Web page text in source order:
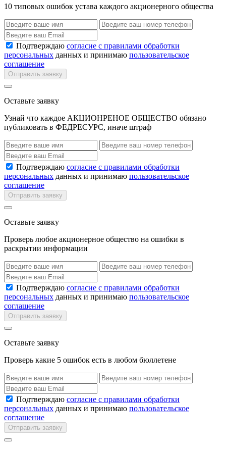
10 типовых ошибок устава каждого акционерного общества
Подтверждаю согласие с правилами обработки
персональных данных и принимаю пользовательское
соглашение
Отправить заявку
Оставьте заявку
Узнай что каждое АКЦИОНРЕНОЕ ОБЩЕСТВО обязано
публиковать в ФЕДРЕСУРС, иначе штраф
Подтверждаю согласие с правилами обработки
персональных данных и принимаю пользовательское
соглашение
Отправить заявку
Оставьте заявку
Проверь любое акционерное общество на ошибки в
раскрытии информации
Подтверждаю согласие с правилами обработки
персональных данных и принимаю пользовательское
соглашение
Отправить заявку
Оставьте заявку
Проверь какие 5 ошибок есть в любом бюллетене
Подтверждаю согласие с правилами обработки
персональных данных и принимаю пользовательское
соглашение
Отправить заявку